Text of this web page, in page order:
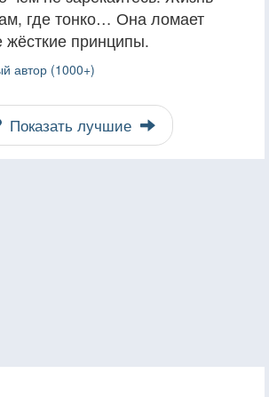
где тонко… Она ломает
принципы.
автор (1000+)
Показать лучшие